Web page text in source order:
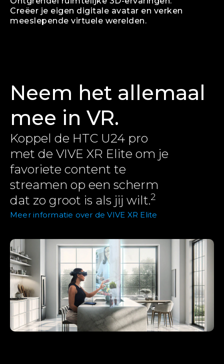
Creëer je eigen digitale avatar en verken
meeslepende virtuele werelden.
Neem het allemaal
mee in VR.
Koppel de HTC U24 pro
met de VIVE XR Elite om je
favoriete content te
streamen op een scherm
dat zo groot is als jij wilt.2
Meer informatie over de VIVE XR Elite